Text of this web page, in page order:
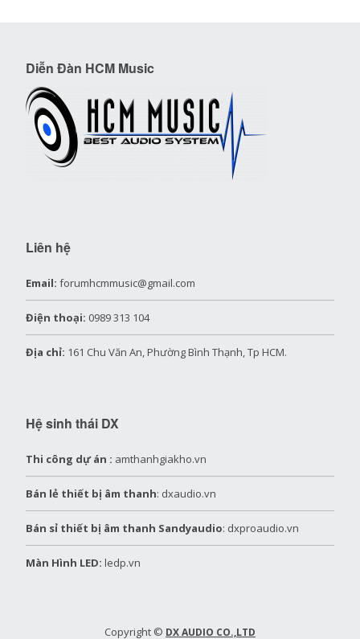
Diễn Đàn HCM Music
Liên hệ
Email: forumhcmmusic@gmail.com
Điện thoại: 0989 313 104
Địa chỉ: 161 Chu Văn An, Phường Bình Thạnh, Tp HCM.
Hệ sinh thái DX
Thi công dự án : amthanhgiakho.vn
Bán lẻ thiết bị âm thanh: dxaudio.vn
Bán sỉ thiết bị âm thanh Sandyaudio: dxproaudio.vn
Màn Hình LED: ledp.vn
Copyright © DX AUDIO CO.,LTD